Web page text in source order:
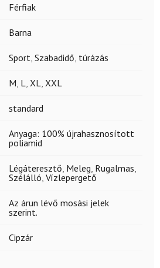
Férfiak
Barna
Sport, Szabadidő, túrázás
M, L, XL, XXL
standard
Anyaga: 100% újrahasznosított
poliamid
Légáteresztő, Meleg, Rugalmas,
Szélálló, Vízlepergető
Az árun lévő mosási jelek
szerint.
Cipzár